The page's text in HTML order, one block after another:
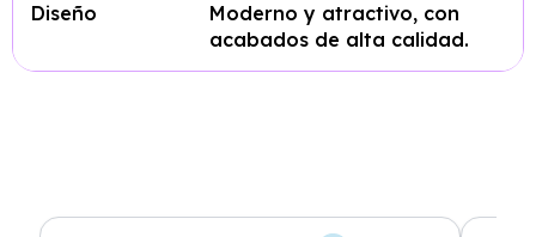
Diseño
Moderno y atractivo, con
acabados de alta calidad.